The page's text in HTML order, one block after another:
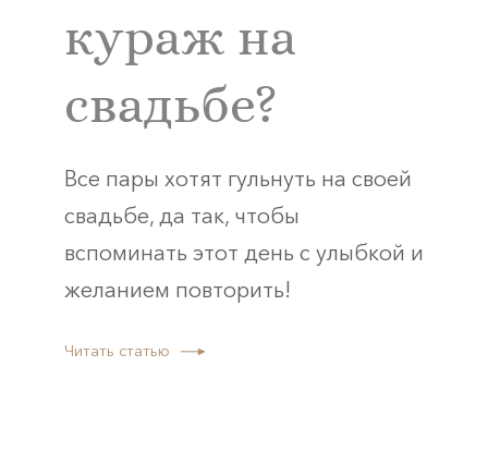
кураж на
свадьбе?
Все пары хотят гульнуть на своей
свадьбе, да так, чтобы
вспоминать этот день с улыбкой и
желанием повторить!
Читать статью